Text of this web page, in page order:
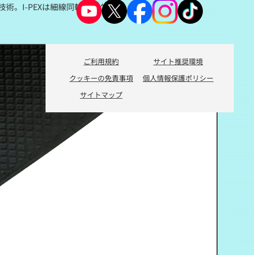
ご利用規約
サイト推奨環境
クッキーの免責事項
個人情報保護ポリシー
サイトマップ
術。I-PEXは細線同軸コネクタ